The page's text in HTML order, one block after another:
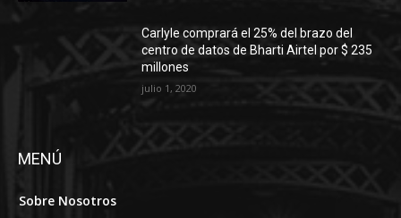
Carlyle comprará el 25% del brazo del
centro de datos de Bharti Airtel por $ 235
millones
julio 1, 2020
MENÚ
Sobre Nosotros